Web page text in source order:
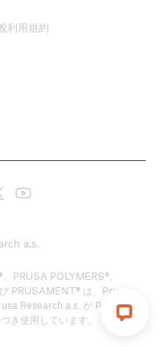
利用規約
a.s.
PRUSA POLYMERS®、
PRUSAMENT® は、Prusa
Research a.s. が Prusa
き使用しています。